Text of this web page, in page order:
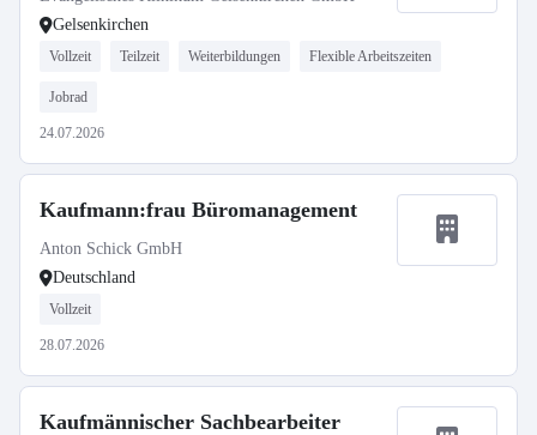
Gelsenkirchen
Vollzeit Teilzeit Weiterbildungen Flexible Arbeitszeiten
Jobrad
24.07.2026
Kaufmann:frau Büromanagement
Anton Schick GmbH
Deutschland
Vollzeit
28.07.2026
Kaufmännischer Sachbearbeiter